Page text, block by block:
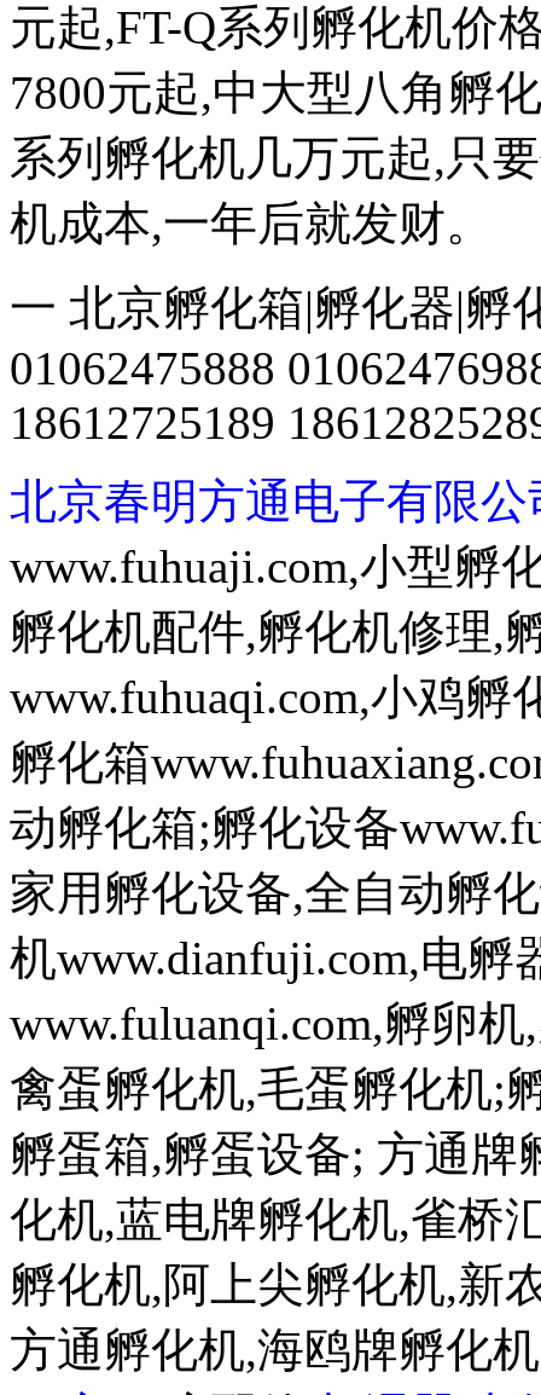
元起,FT-Q系列孵化机价
7800元起,中大型八角孵
系列孵化机几万元起,只
机成本,一年后就发财。
一 北京孵化箱|孵化器|孵
01062475888
18612725189
北京春明方通电子有限公
www.fuhuaji.com,小型孵
孵化机配件,孵化机修理,
www.fuhuaqi.com,小鸡
孵化箱
动孵化箱;孵化设备
家用孵化设备,全自动孵
机www.dianfuji.com,电
www.fuluanqi.com,孵卵
禽蛋孵化机,毛蛋孵化机;
孵蛋箱,孵蛋设备; 方通
化机,蓝电牌孵化机,雀桥
孵化机,阿上尖孵化机,新
方通孵化机,海鸥牌孵化